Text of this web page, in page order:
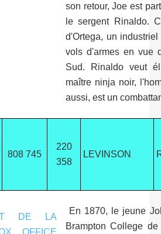
son retour, Joe est
le sergent Rinaldo.
d'Ortega, un
vols d'armes en vue
Sud. Rinaldo veut
maître ninja noir,
aussi, est un
808 745
220
358
LEVINSON
En 1870, le jeune
Brampton College